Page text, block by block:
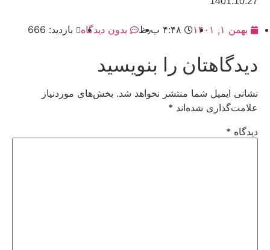
بهمن ۱, ۱۴۰۱ ۴:۴۸ ب٫ظ بدون دیدگاه بازدید: 666
دیدگاهتان را بنویسید
نشانی ایمیل شما منتشر نخواهد شد. بخش‌های موردنیاز
علامت‌گذاری شده‌اند *
دیدگاه *